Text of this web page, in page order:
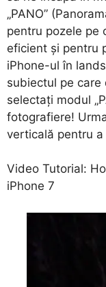
„PANO”
pentru pozele pe
eficient și pentru
iPhone-ul în
subiectul pe
selectați modul
fotografiere!
verticală pentru
Video Tutorial:
iPhone 7